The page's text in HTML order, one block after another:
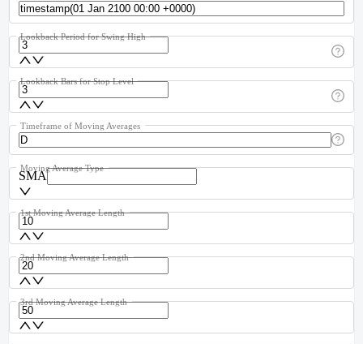
Lookback Period for Swing High
Lookback Bars for Stop Level
Timeframe of Moving Averages
SMA
Moving Average Type
1st Moving Average Length
2nd Moving Average Length
3rd Moving Average Length